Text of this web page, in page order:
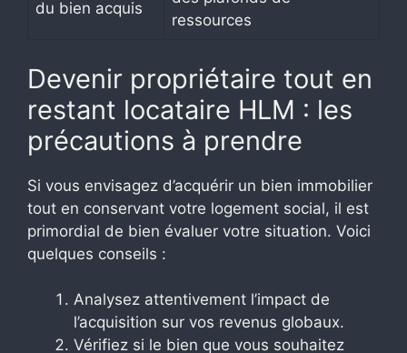
du bien acquis
ressources
Devenir propriétaire tout en
restant locataire HLM : les
précautions à prendre
Si vous envisagez d’acquérir un bien immobilier
tout en conservant votre logement social, il est
primordial de bien évaluer votre situation. Voici
quelques conseils :
Analysez attentivement l’impact de
l’acquisition sur vos revenus globaux.
Vérifiez si le bien que vous souhaitez